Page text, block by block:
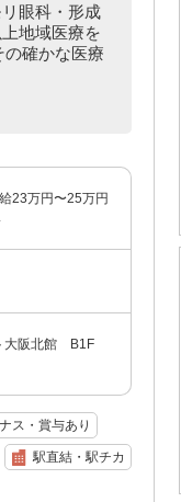
眼科・形成
地域医療を
確かな医療
23万円〜25万円
大阪北館 B1F
ス・賞与あり
駅直結・駅チカ